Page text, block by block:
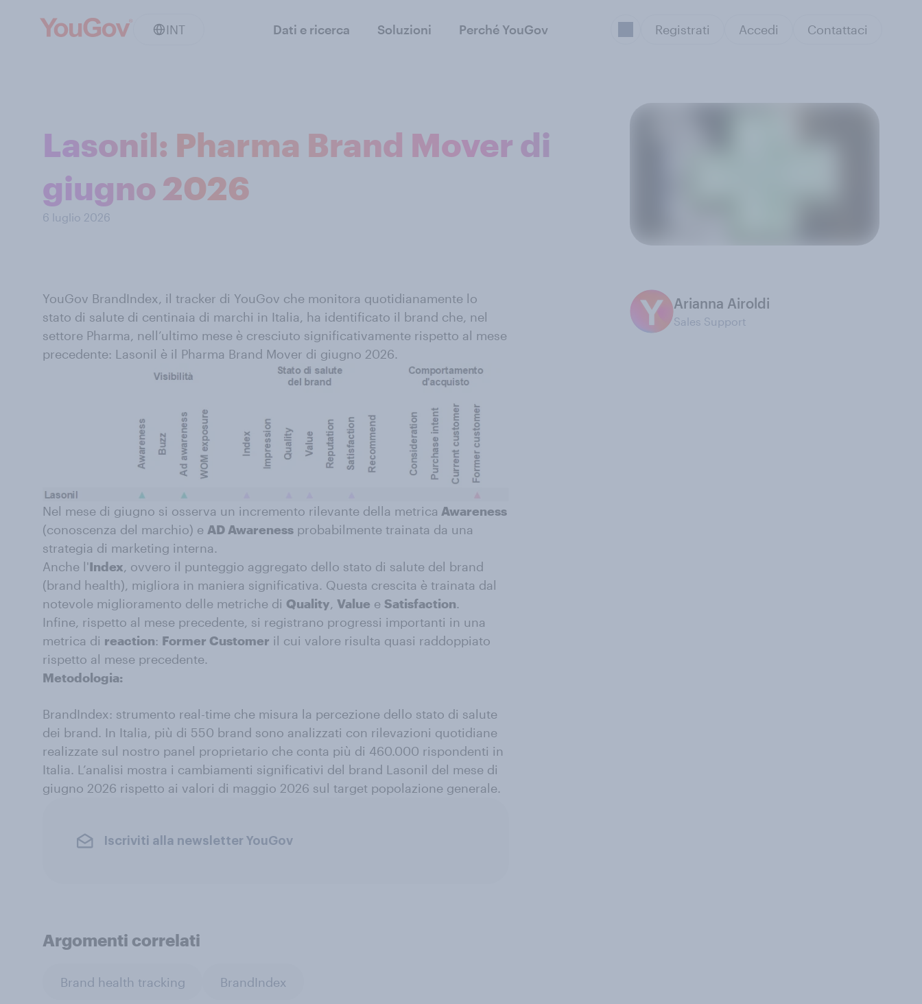
INT Dati e ricerca Soluzioni Perché YouGov Registrati Accedi Contattaci
Lasonil: Pharma Brand Mover di
giugno 2026
6 luglio 2026
YouGov BrandIndex, il tracker di YouGov che monitora quotidianamente lo
stato di salute di centinaia di marchi in Italia, ha identificato il brand che, nel
settore Pharma, nell’ultimo mese è cresciuto significativamente rispetto al mese
precedente: Lasonil è il Pharma Brand Mover di giugno 2026.
Nel mese di giugno si osserva un incremento rilevante della metrica Awareness
(conoscenza del marchio) e AD Awareness probabilmente trainata da una
strategia di marketing interna.
Anche l'Index, ovvero il punteggio aggregato dello stato di salute del brand
(brand health), migliora in maniera significativa. Questa crescita è trainata dal
notevole miglioramento delle metriche di Quality, Value e Satisfaction.
Infine, rispetto al mese precedente, si registrano progressi importanti in una
metrica di reaction: Former Customer il cui valore risulta quasi raddoppiato
rispetto al mese precedente.
Metodologia:
BrandIndex: strumento real-time che misura la percezione dello stato di salute
dei brand. In Italia, più di 550 brand sono analizzati con rilevazioni quotidiane
realizzate sul nostro panel proprietario che conta più di 460.000 rispondenti in
Italia. L’analisi mostra i cambiamenti significativi del brand Lasonil del mese di
giugno 2026 rispetto ai valori di maggio 2026 sul target popolazione generale.
Iscriviti alla newsletter YouGov
Arianna Airoldi
Sales Support
Argomenti correlati
Brand health tracking BrandIndex